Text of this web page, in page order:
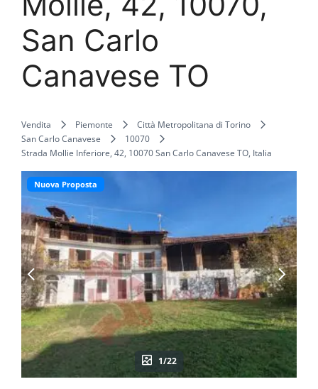
San Carlo
Canavese TO
Vendita Piemonte
Città Metropolitana di Torino
San Carlo Canavese
10070
Strada Mollie Inferiore, 42, 10070 San Carlo Canavese TO, Italia
Nuova Proposta
1/22